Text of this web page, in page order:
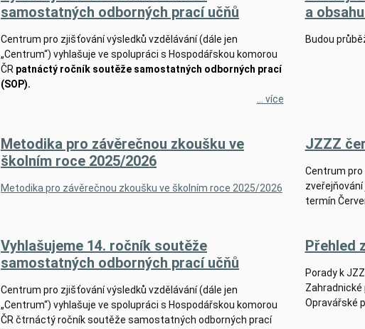
samostatných odborných prací učňů
Centrum pro zjišťování výsledků vzdělávání (dále jen
„Centrum“) vyhlašuje ve spolupráci s Hospodářskou komorou
ČR patnáctý ročník soutěže samostatných odborných prací
(SOP).
... více
a
Budou
Metodika pro závěrečnou zkoušku ve
školním roce 2025/2026
Metodika pro závěrečnou zkoušku ve školním roce 2025/2026
JZZZ
Centrum
termín
Vyhlašujeme 14. ročník soutěže
samostatných odborných prací učňů
Centrum pro zjišťování výsledků vzdělávání (dále jen
„Centrum“) vyhlašuje ve spolupráci s Hospodářskou komorou
ČR čtrnáctý ročník soutěže samostatných odborných prací
Přehled
Porady k
Zahradnické
Opravářské